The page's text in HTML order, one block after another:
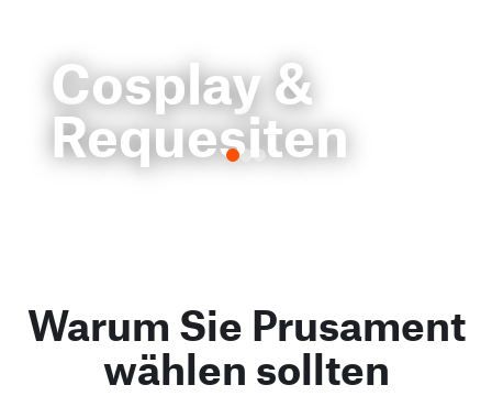
Cosplay &
Requesiten
Warum Sie Prusament
wählen sollten